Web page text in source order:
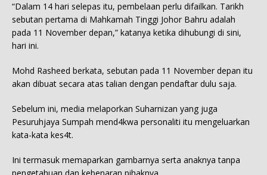
“Dalam 14 hari selepas itu, pembelaan perlu difailkan. Tarikh
sebutan pertama di Mahkamah Tinggi Johor Bahru adalah
pada 11 November depan,” katanya ketika dihubungi di sini,
hari ini.
Mohd Rasheed berkata, sebutan pada 11 November depan itu
akan dibuat secara atas talian dengan pendaftar dulu saja.
Sebelum ini, media melaporkan Suharnizan yang juga
Pesuruhjaya Sumpah mend4kwa personaliti itu mengeluarkan
kata-kata kes4t.
Ini termasuk memaparkan gambarnya serta anaknya tanpa